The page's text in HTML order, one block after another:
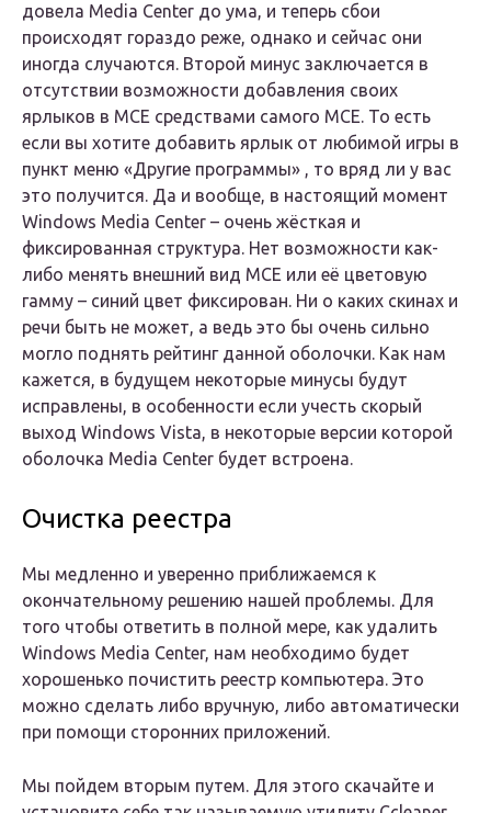
довела Media Center до ума, и теперь сбои
происходят гораздо реже, однако и сейчас они
иногда случаются. Второй минус заключается в
отсутствии возможности добавления своих
ярлыков в MCE средствами самого MCE. То есть
если вы хотите добавить ярлык от любимой игры в
пункт меню «Другие программы» , то вряд ли у вас
это получится. Да и вообще, в настоящий момент
Windows Media Center – очень жёсткая и
фиксированная структура. Нет возможности как-
либо менять внешний вид MCE или её цветовую
гамму – синий цвет фиксирован. Ни о каких скинах и
речи быть не может, а ведь это бы очень сильно
могло поднять рейтинг данной оболочки. Как нам
кажется, в будущем некоторые минусы будут
исправлены, в особенности если учесть скорый
выход Windows Vista, в некоторые версии которой
оболочка Media Center будет встроена.
Очистка реестра
Мы медленно и уверенно приближаемся к
окончательному решению нашей проблемы. Для
того чтобы ответить в полной мере, как удалить
Windows Media Center, нам необходимо будет
хорошенько почистить реестр компьютера. Это
можно сделать либо вручную, либо автоматически
при помощи сторонних приложений.
Мы пойдем вторым путем. Для этого скачайте и